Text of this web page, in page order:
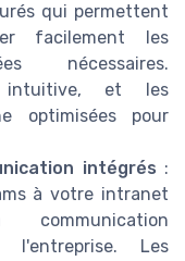
qui permettent
facilement les
nécessaires.
intuitive, et les
optimisées pour
intégrés :
à votre intranet
Les